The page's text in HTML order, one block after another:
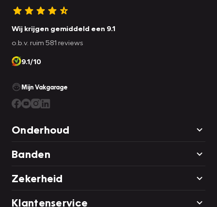
Wij krijgen gemiddeld een 9.1
o.b.v. ruim 581 reviews
9.1/10
Mijn Vakgarage
Onderhoud
Banden
Zekerheid
Klantenservice